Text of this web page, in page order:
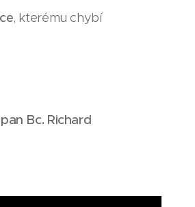
, kterému chybí
pan Bc. Richard